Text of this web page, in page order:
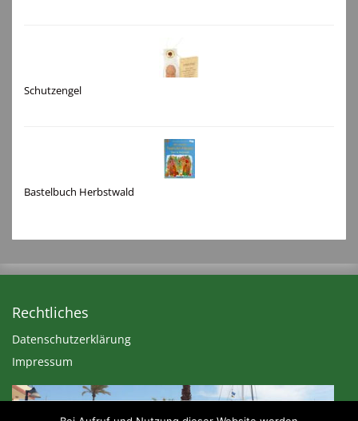
Schutzengel
Bastelbuch Herbstwald
Rechtliches
Datenschutzerklärung
Impressum